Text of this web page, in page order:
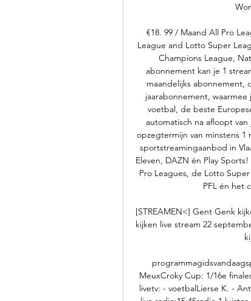
€18. 99 / Maand All Pro
League and Lotto Super
Champions League,
abonnement kan je 1
maandelijks abonnement,
jaarabonnement,
voetbal, de beste
automatisch na afloopt
opzegtermijn van minstens 1
sportstreamingaanbod in
Eleven, DAZN én Play
Pro Leagues, de Lotto
PFL én het
[STREAMEN<] Gent Genk
kijken live stream 22
MeuxCroky Cup: 1/16e
livetv: - voetbalLierse K. -